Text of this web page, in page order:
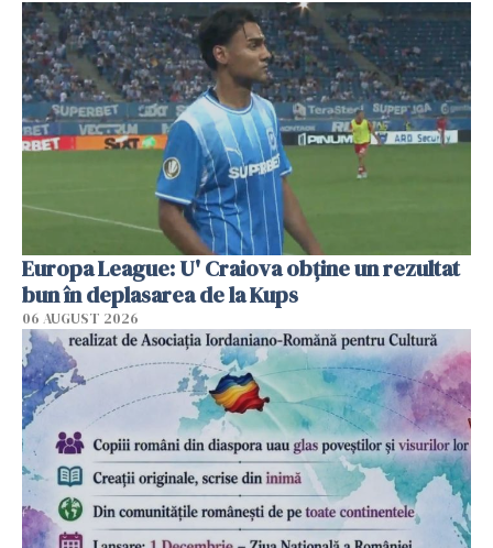
Europa League: U' Craiova obține un rezultat
bun în deplasarea de la Kups
06 AUGUST 2026